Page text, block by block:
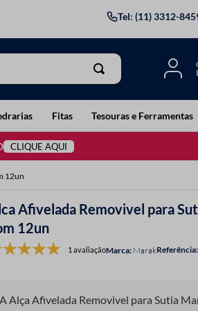
Tel: (11) 3312-
Fitas Tesouras e Ferramentas
CLIQUE AQUI
12un
Afivelada Removivel para
12un
1 avaliação MarakReferência
A Alça Afivelada Removivel para Sutia